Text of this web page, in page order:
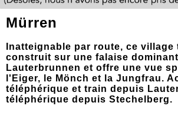
Mürren
Inatteignable par route, ce
construit sur une falaise
Lauterbrunnen et offre une vue
l'Eiger, le Mönch et la Jungfrau.
téléphérique et train depuis
téléphérique depuis Stechelberg.